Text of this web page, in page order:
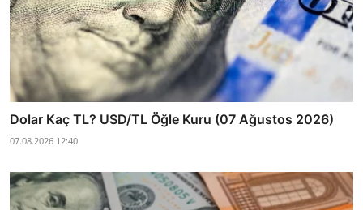
Dolar Kaç TL? USD/TL Öğle Kuru (07 Ağustos 2026)
07.08.2026 12:40